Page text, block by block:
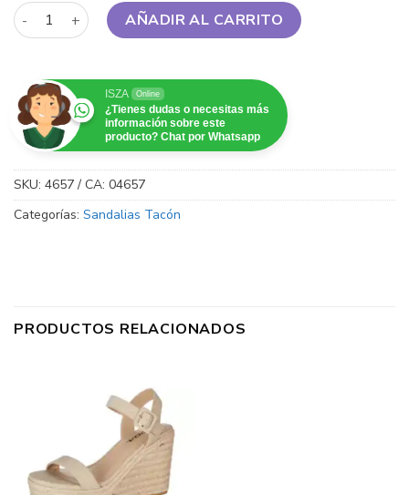
Sandalias Cityclassified Weekend-s Nat NB cantidad
AÑADIR AL CARRITO
ISZA Online
¿Tienes dudas o necesitas más
información sobre este
producto? Chat por Whatsapp
SKU: 4657 / CA: 04657
Categorías: Sandalias Tacón
PRODUCTOS RELACIONADOS